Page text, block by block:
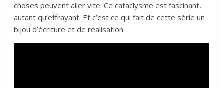
choses peuvent aller vite. Ce cataclysme est fascinant,
autant qu’effrayant. Et c’est ce qui fait de cette série un
bijou d’écriture et de réalisation.